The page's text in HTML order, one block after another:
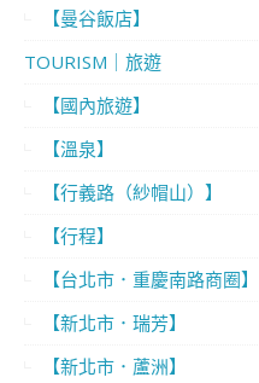
【曼谷飯店】
TOURISM｜旅遊
【國內旅遊】
【溫泉】
【行義路（紗帽山）】
【行程】
【台北市．重慶南路商圈】
【新北市．瑞芳】
【新北市．蘆洲】